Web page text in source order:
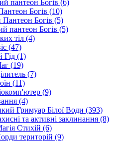
пантеон Богів (6)
Богів (10)
Богів (5)
пантеон Богів (5)
тіл (4)
(47)
Гід (1)
(19)
(7)
(11)
(9)
(4)
Гримуар Білої Води (393)
та активні заклинання (8)
Стихій (6)
територій (9)